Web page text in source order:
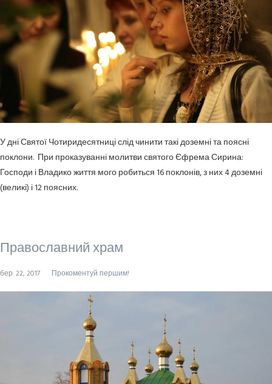
У дні Святої Чотиридесятниці слід чинити такі доземні та поясні
поклони. При проказуванні молитви святого Єфрема Сирина:
Господи і Владико життя мого робиться 16 поклонів, з них 4 доземні
(великі) і 12 поясних.
Православний храм
бер. 22, 2017 Прокоментуй першим!